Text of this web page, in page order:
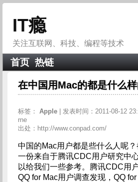
IT瘾
关注互联网、科技、编程等技术
首页 热链
在中国用Mac的都是什么
标签： Apple
| 发表时间：2011-08-12
rne
出处：http://www.conpad.com/
中国的Mac用户都是些什么人呢
一份来自于腾讯CDC用户研究中
以给我们一些参考。腾讯CDC用
QQ for Mac用户调查发现，QQ